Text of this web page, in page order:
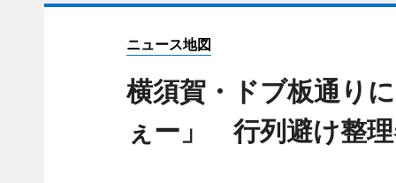
ニュース地図
横須賀・ドブ板通り
ぇー」 行列避け整